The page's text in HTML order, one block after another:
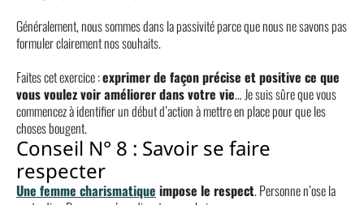
Généralement, nous sommes dans la passivité parce que nous ne savons pas
formuler clairement nos souhaits.
Faites cet exercice :exprimer de façon précise et positive ce que
vous voulez voir améliorer dans votre vie… Je suis sûre que vous
commencez à identifier un début d’action à mettre en place pour que les
choses bougent.
Conseil N° 8 : Savoir se faire
respecter
Une femme charismatique impose le respect. Personne n’ose la